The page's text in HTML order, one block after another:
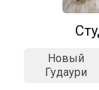
Новый
Гудаури